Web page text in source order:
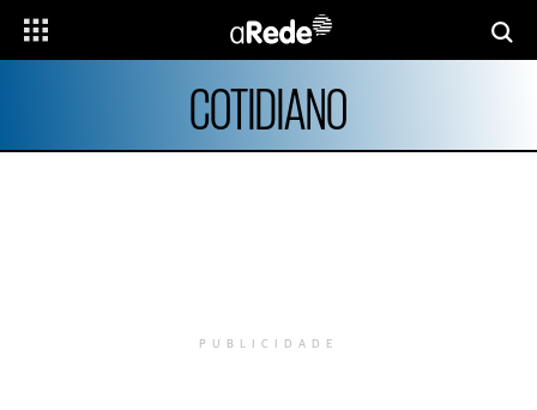
COTIDIANO
PUBLICIDADE